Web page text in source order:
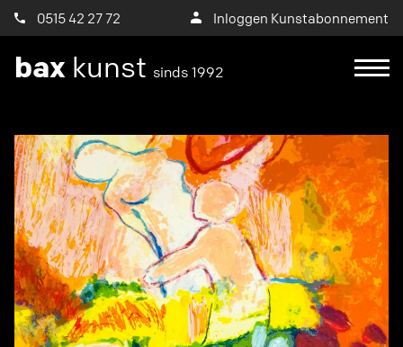
0515 42 27 72 Inloggen Kunstabonnement
bax kunst sinds 1992